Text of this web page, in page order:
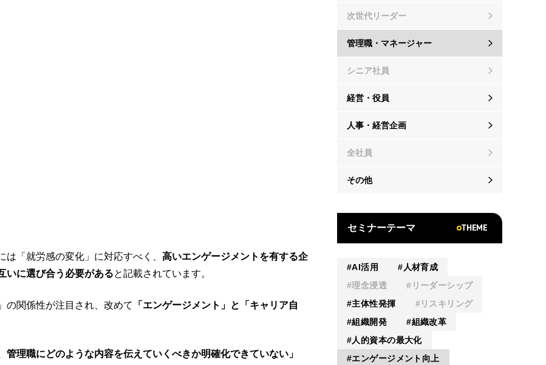
「就労感の変化」に対応すべく、 高いエンゲージメントを有する企
いに選び合う必要があると記載されています。
の関係性が注目され、改めて
「エンゲージメント」と「キャリア自
管理職にどのような内容を伝えていくべきか明確化できていない」
次世代リーダー
管理職・マネージャー
シニア社員
経営・役員
人事・経営企画
全社員
その他
セミナーテーマ THEME
AI活用
人材育成
理念浸透
リーダーシップ
主体性発揮
リスキリング
組織開発
組織改革
人的資本の最大化
エンゲージメント向上